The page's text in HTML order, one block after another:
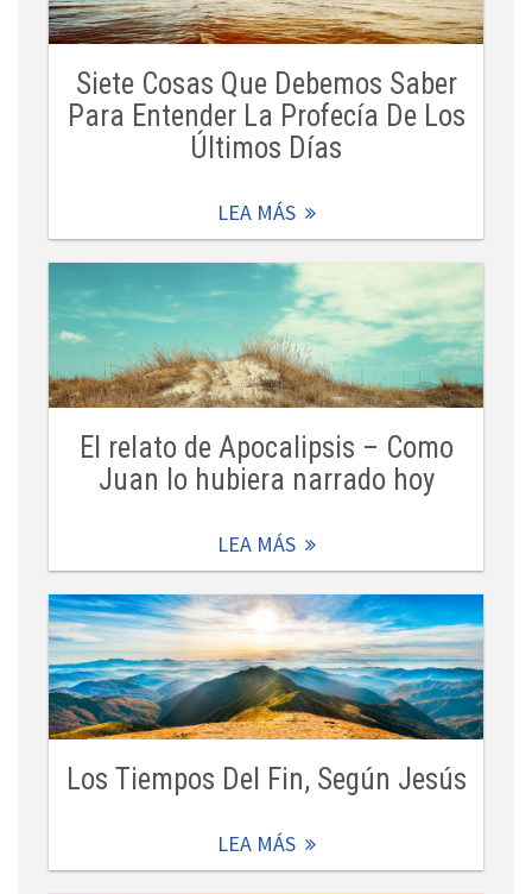
Siete Cosas Que Debemos Saber
Para Entender La Profecía De Los
Últimos Días
LEA MÁS
El relato de Apocalipsis – Como
Juan lo hubiera narrado hoy
LEA MÁS
Los Tiempos Del Fin, Según Jesús
LEA MÁS